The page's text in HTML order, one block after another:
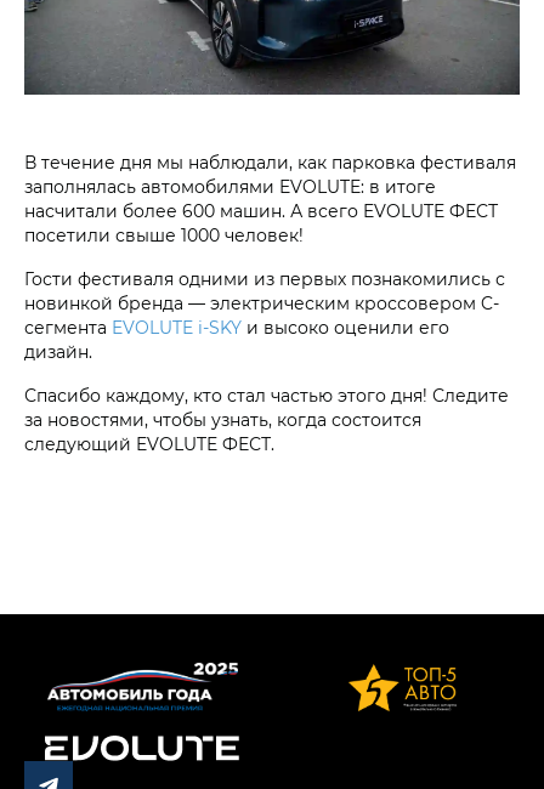
В течение дня мы наблюдали, как парковка фестиваля
заполнялась автомобилями EVOLUTE: в итоге
насчитали более 600 машин. А всего EVOLUTE ФЕСТ
посетили свыше 1000 человек!
Гости фестиваля одними из первых познакомились с
новинкой бренда — электрическим кроссовером C-
сегмента EVOLUTE i‑SKY и высоко оценили его
дизайн.
Спасибо каждому, кто стал частью этого дня! Следите
за новостями, чтобы узнать, когда состоится
следующий EVOLUTE ФЕСТ.